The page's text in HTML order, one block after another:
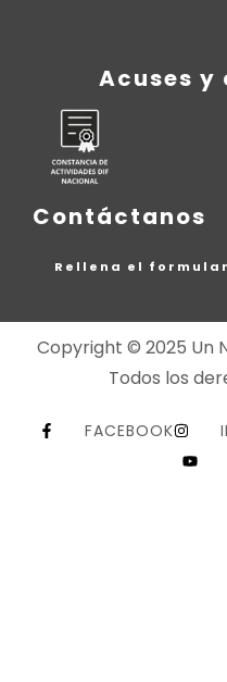
Acuses
Contáctanos
Rellena el
Copyright © 2025 Un
Todos los
FACEBOOK